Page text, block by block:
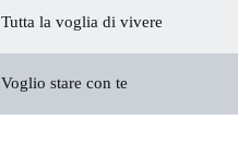
Tutta la voglia di vivere
Voglio stare con te